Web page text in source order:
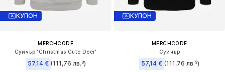
КУПОН
MERCHCODE
Суичър 'Christmas Cute Deer'
57,14 € (111,76 лв.³)
КУПОН
MERCHCODE
Суичър
57,14 € (111,76 лв.³)